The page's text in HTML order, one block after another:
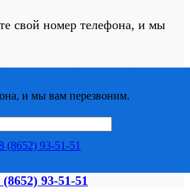
свой номер телефона, и мы
и мы вам перезвоним.
93-51-51
93-51-51